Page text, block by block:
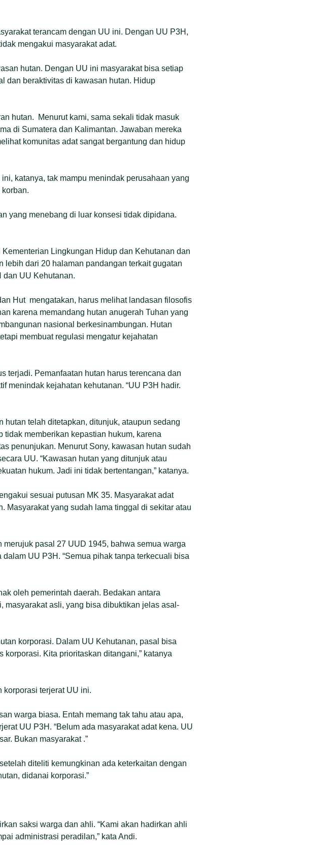
terancam dengan UU ini. Dengan UU P3H,
mengakui masyarakat adat.
hutan. Dengan UU ini masyarakat bisa setiap
dan beraktivitas di kawasan hutan. Hidup
hutan. Menurut kami, sama sekali tidak masuk
di Sumatera dan Kalimantan. Jawaban mereka
komunitas adat sangat bergantung dan hidup
katanya, tak mampu menindak perusahaan yang
yang menebang di luar konsesi tidak dipidana.
Lingkungan Hidup dan Kehutanan dan
lebih dari 20 halaman pandangan terkait gugatan
dan UU Kehutanan.
Hut mengatakan, harus melihat landasan filosofis
karena memandang hutan anugerah Tuhan yang
nasional berkesinambungan. Hutan
membuat regulasi mengatur kejahatan
terjadi. Pemanfaatan hutan harus terencana dan
menindak kejahatan kehutanan. “UU P3H hadir.
hutan telah ditetapkan, ditunjuk, ataupun sedang
tidak memberikan kepastian hukum, karena
penunjukan. Menurut Sony, kawasan hutan sudah
UU. “Kawasan hutan yang ditunjuk atau
hukum. Jadi ini tidak bertentangan,” katanya.
sesuai putusan MK 35. Masyarakat adat
Masyarakat yang sudah lama tinggal di sekitar atau
pasal 27 UUD 1945, bahwa semua warga
UU P3H. “Semua pihak tanpa terkecuali bisa
oleh pemerintah daerah. Bedakan antara
masyarakat asli, yang bisa dibuktikan jelas asal-
korporasi. Dalam UU Kehutanan, pasal bisa
korporasi. Kita prioritaskan ditangani,” katanya
korporasi terjerat UU ini.
warga biasa. Entah memang tak tahu atau apa,
UU P3H. “Belum ada masyarakat adat kena. UU
Bukan masyarakat .”
diteliti kemungkinan ada keterkaitan dengan
didanai korporasi.”
saksi warga dan ahli. “Kami akan hadirkan ahli
administrasi peradilan,” kata Andi.